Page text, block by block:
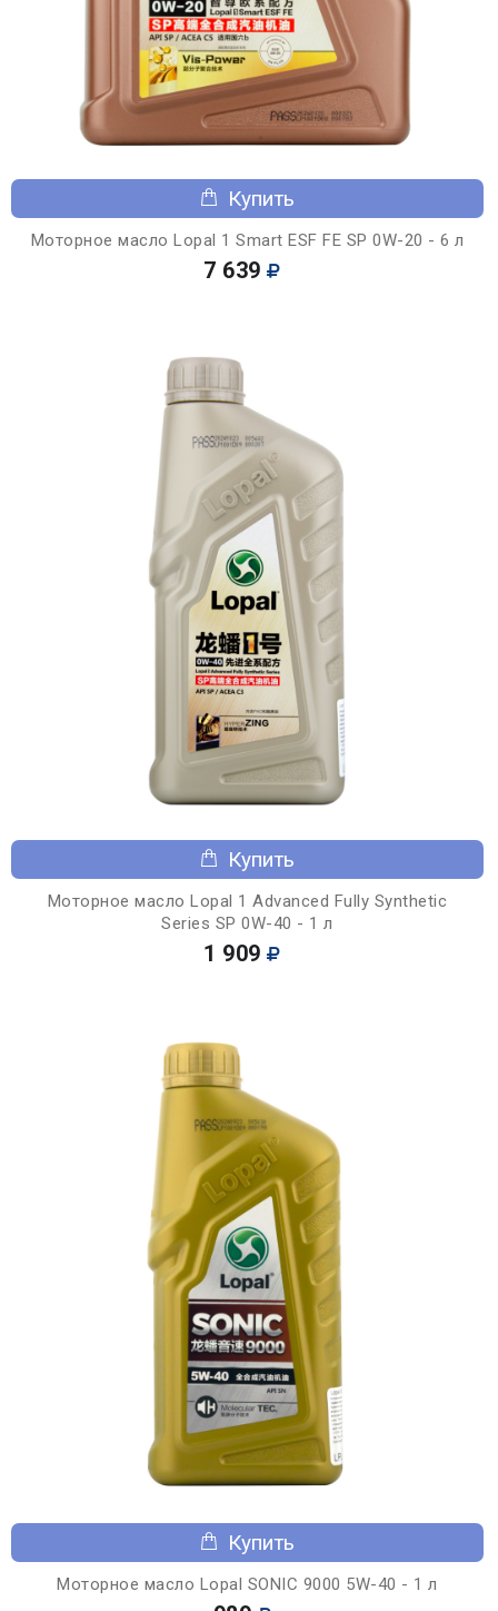
Купить
Моторное масло Lopal 1 Smart ESF FE SP 0W-20 - 6 л
7 639
Купить
Моторное масло Lopal 1 Advanced Fully Synthetic
Series SP 0W-40 - 1 л
1 909
Купить
Моторное масло Lopal SONIC 9000 5W-40 - 1 л